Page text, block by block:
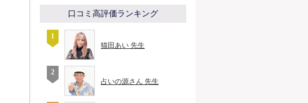
口コミ高評価ランキング
猫田あい 先生
占いの源さん 先生